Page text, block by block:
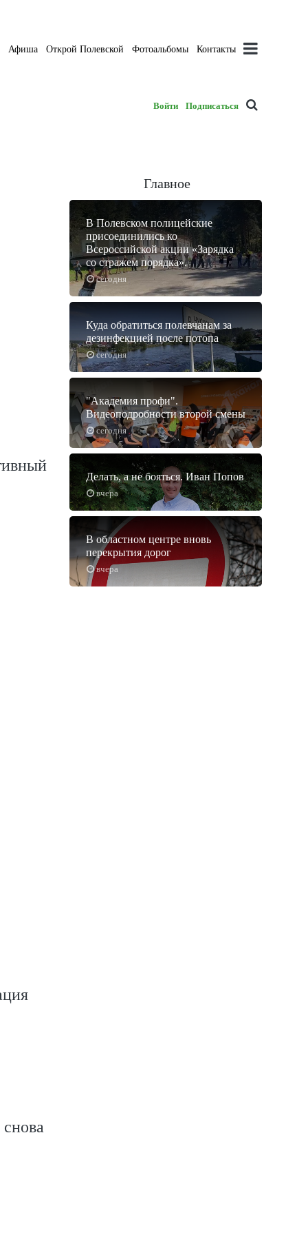
Афиша Открой Полевской Фотоальбомы Контакты
Войти Подписаться
Главное
сегодня
В Полевском полицейские
присоединились ко
Всероссийской акции «Зарядка
со стражем порядка».
сегодня
Куда обратиться полевчанам за
дезинфекцией после потопа
сегодня
"Академия профи".
Видеоподробности второй смены
вчера
Делать, а не бояться. Иван Попов
вчера
В областном центре вновь
перекрытия дорог